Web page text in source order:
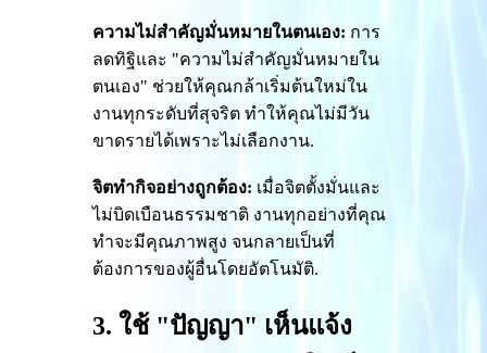
ความไม่สำคัญมั่นหมายในตนเอง: การ
ลดทิฐิและ "ความไม่สำคัญมั่นหมายใน
ตนเอง" ช่วยให้คุณกล้าเริ่มต้นใหม่ใน
งานทุกระดับที่สุจริต ทำให้คุณไม่มีวัน
ขาดรายได้เพราะไม่เลือกงาน.
จิตทำกิจอย่างถูกต้อง: เมื่อจิตตั้งมั่นและ
ไม่บิดเบือนธรรมชาติ งานทุกอย่างที่คุณ
ทำจะมีคุณภาพสูง จนกลายเป็นที่
ต้องการของผู้อื่นโดยอัตโนมัติ.
3. ใช้ "ปัญญา" เห็นแจ้ง